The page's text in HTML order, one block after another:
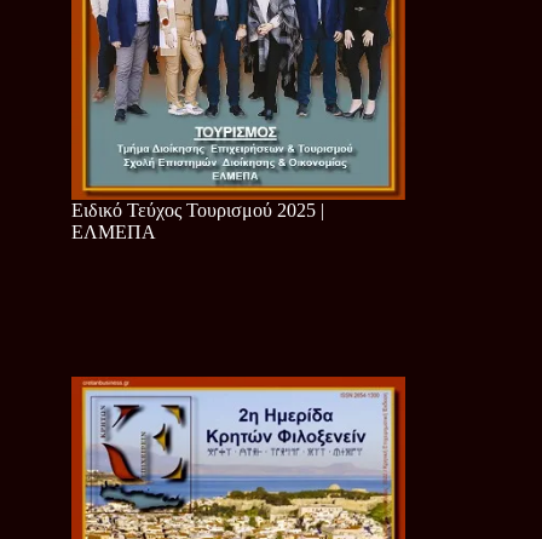
Ειδικό Τεύχος Τουρισμού 2025 |
ΕΛΜΕΠΑ